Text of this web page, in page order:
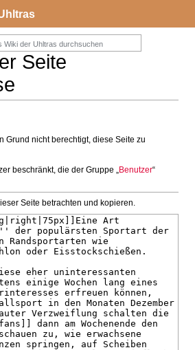
Seite
Grund nicht berechtigt, diese Seite zu
beschränkt, die der Gruppe „Benutzer“
Seite betrachten und kopieren.